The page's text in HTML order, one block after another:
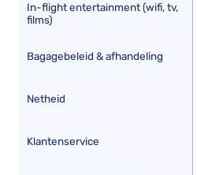
In-flight entertainment (wifi, tv,
films)
Bagagebeleid & afhandeling
Netheid
Klantenservice